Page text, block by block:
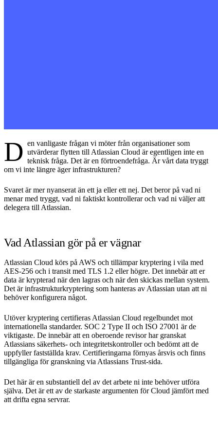
D en vanligaste frågan vi möter från organisationer som
utvärderar flytten till Atlassian Cloud är egentligen inte en
teknisk fråga. Det är en förtroendefråga. Är vårt data tryggt
om vi inte längre äger infrastrukturen?
Svaret är mer nyanserat än ett ja eller ett nej. Det beror på vad ni
menar med tryggt, vad ni faktiskt kontrollerar och vad ni väljer att
delegera till Atlassian.
Vad Atlassian gör på er vägnar
Atlassian Cloud körs på AWS och tillämpar kryptering i vila med
AES-256 och i transit med TLS 1.2 eller högre. Det innebär att er
data är krypterad när den lagras och när den skickas mellan system.
Det är infrastrukturkryptering som hanteras av Atlassian utan att ni
behöver konfigurera något.
Utöver kryptering certifieras Atlassian Cloud regelbundet mot
internationella standarder. SOC 2 Type II och ISO 27001 är de
viktigaste. De innebär att en oberoende revisor har granskat
Atlassians säkerhets- och integritetskontroller och bedömt att de
uppfyller fastställda krav. Certifieringarna förnyas årsvis och finns
tillgängliga för granskning via Atlassians Trust-sida.
Det här är en substantiell del av det arbete ni inte behöver utföra
själva. Det är ett av de starkaste argumenten för Cloud jämfört med
att drifta egna servrar.